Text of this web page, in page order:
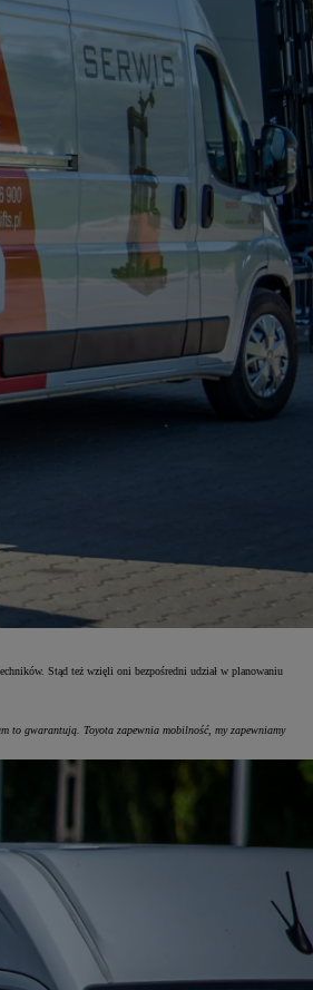
Stąd też wzięli oni bezpośredni udział w planowaniu
to gwarantują. Toyota zapewnia mobilność, my zapewniamy